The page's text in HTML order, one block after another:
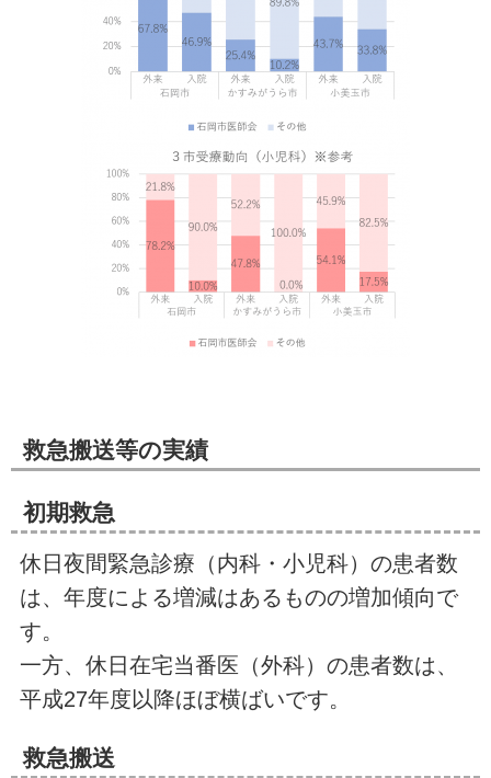
救急搬送等の実績
初期救急
休日夜間緊急診療（内科・小児科）の患者数
は、年度による増減はあるものの増加傾向で
す。
一方、休日在宅当番医（外科）の患者数は、
平成27年度以降ほぼ横ばいです。
救急搬送